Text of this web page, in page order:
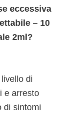
eccessiva
– 10
2ml?
di
e arresto
di sintomi